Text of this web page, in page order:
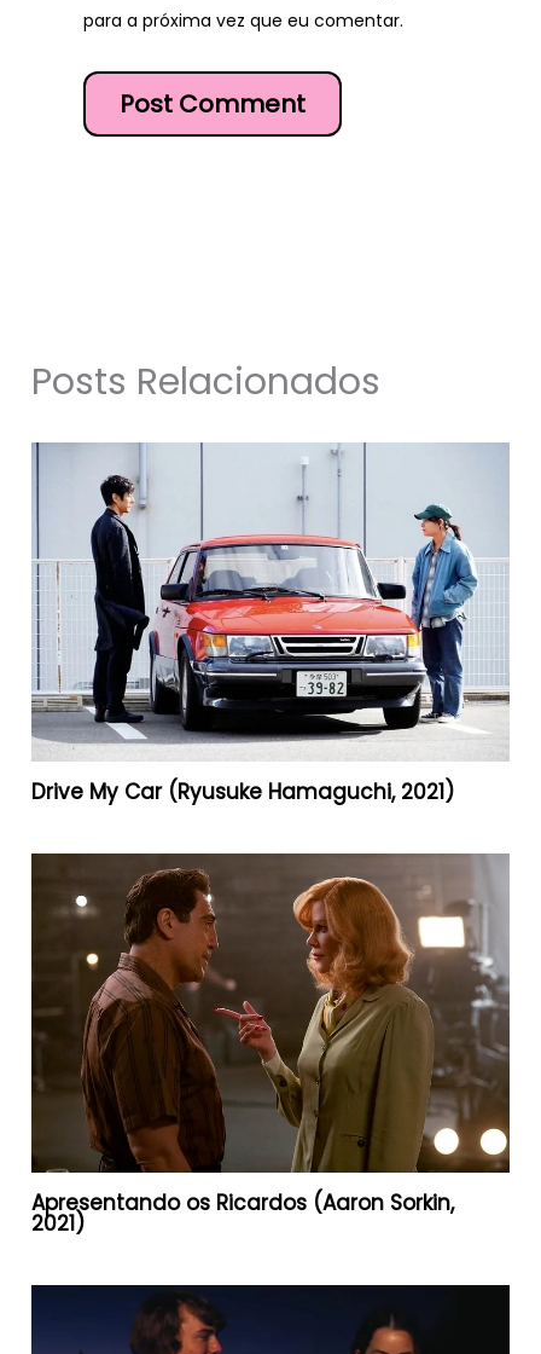
para a próxima vez que eu comentar.
Posts Relacionados
Drive My Car (Ryusuke Hamaguchi, 2021)
Apresentando os Ricardos (Aaron Sorkin,
2021)